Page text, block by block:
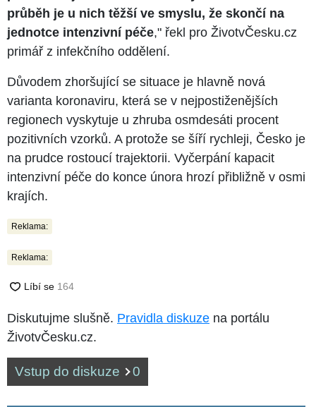
průběh je u nich těžší ve smyslu, že skončí na
jednotce intenzivní péče," řekl pro ŽivotvČesku.cz
primář z infekčního oddělení.
Důvodem zhoršující se situace je hlavně nová
varianta koronaviru, která se v nejpostiženějších
regionech vyskytuje u zhruba osmdesáti procent
pozitivních vzorků. A protože se šíří rychleji, Česko je
na prudce rostoucí trajektorii. Vyčerpání kapacit
intenzivní péče do konce února hrozí přibližně v osmi
krajích.
Reklama:
Reklama:
Diskutujme slušně. Pravidla diskuze na portálu
ŽivotvČesku.cz.
Vstup do diskuze 0